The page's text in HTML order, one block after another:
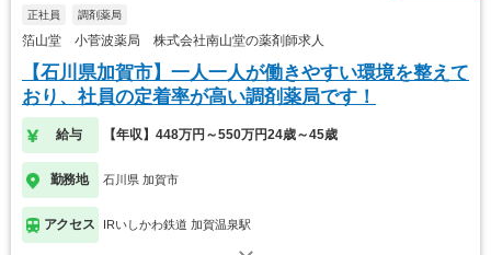
正社員 調剤薬局
箔山堂 小菅波薬局 株式会社南山堂の薬剤師求人
【石川県加賀市】一人一人が働きやすい環境を整えて
おり、社員の定着率が高い調剤薬局です！
給与 【年収】448万円～550万円24歳～45歳
勤務地 石川県 加賀市
アクセス IRいしかわ鉄道 加賀温泉駅